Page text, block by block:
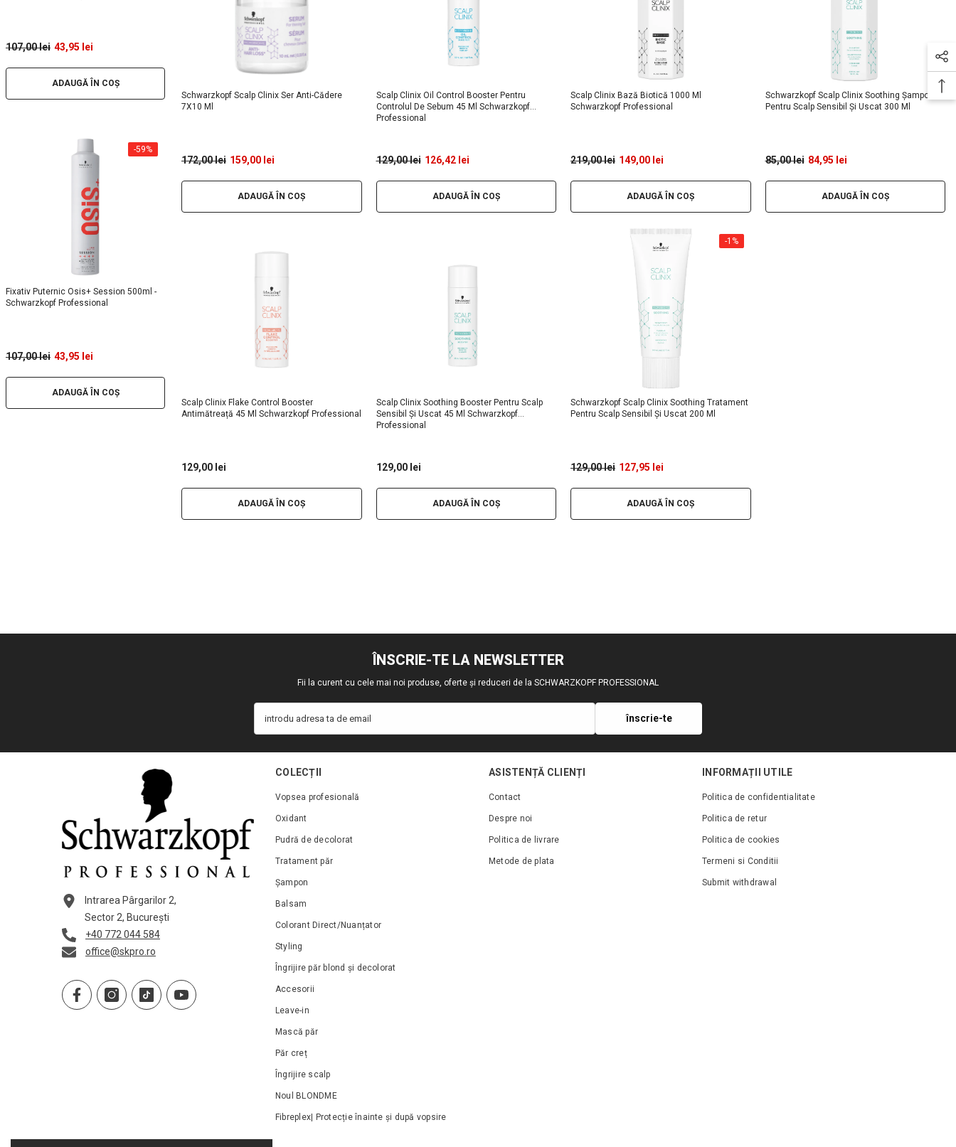
107,00 lei 43,95 lei
ADAUGĂ ÎN COȘ
-59%
Fixativ Puternic Osis+ Session 500ml -
Schwarzkopf Professional
107,00 lei 43,95 lei
ADAUGĂ ÎN COȘ
Schwarzkopf Scalp Clinix Ser Anti-Cădere
7X10 Ml
172,00 lei 159,00 lei
ADAUGĂ ÎN COȘ
Scalp Clinix Oil Control Booster Pentru
Controlul De Sebum 45 Ml Schwarzkopf
Professional
129,00 lei 126,42 lei
ADAUGĂ ÎN COȘ
Scalp Clinix Bază Biotică 1000 Ml
Schwarzkopf Professional
219,00 lei 149,00 lei
ADAUGĂ ÎN COȘ
Schwarzkopf Scalp Clinix Soothing Șampon
Pentru Scalp Sensibil Și Uscat 300 Ml
85,00 lei 84,95 lei
ADAUGĂ ÎN COȘ
Scalp Clinix Flake Control Booster
Antimătreață 45 Ml Schwarzkopf Professional
129,00 lei
ADAUGĂ ÎN COȘ
Scalp Clinix Soothing Booster Pentru Scalp
Sensibil Și Uscat 45 Ml Schwarzkopf
Professional
129,00 lei
ADAUGĂ ÎN COȘ
-1%
Schwarzkopf Scalp Clinix Soothing Tratament
Pentru Scalp Sensibil Și Uscat 200 Ml
129,00 lei 127,95 lei
ADAUGĂ ÎN COȘ
ÎNSCRIE-TE LA NEWSLETTER
Fii la curent cu cele mai noi produse, oferte și reduceri de la SCHWARZKOPF PROFESSIONAL
introdu adresa ta de email înscrie-te
Intrarea Pârgarilor 2,
Sector 2, București
+40 772 044 584
office@skpro.ro
COLECȚII
Vopsea profesională
Oxidant
Pudră de decolorat
Tratament păr
Șampon
Balsam
Colorant Direct/Nuanțator
Styling
Îngrijire păr blond și decolorat
Accesorii
Leave-in
Mască păr
Păr creț
Îngrijire scalp
Noul BLONDME
Fibreplex| Protecție înainte și după vopsire
ASISTENȚĂ CLIENȚI
Contact
Despre noi
Politica de livrare
Metode de plata
INFORMAȚII UTILE
Politica de confidentialitate
Politica de retur
Politica de cookies
Termeni si Conditii
Submit withdrawal